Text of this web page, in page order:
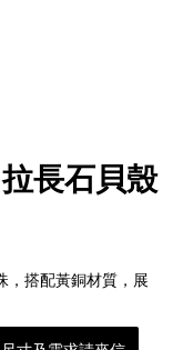
長石貝殼
，搭配黃銅材質，展